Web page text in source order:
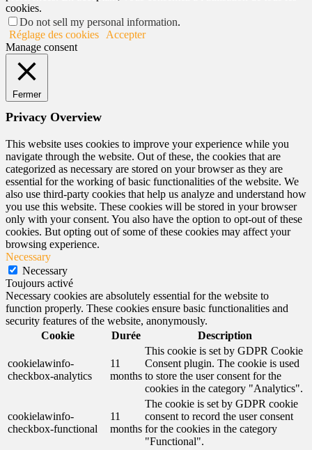
cookies.
Do not sell my personal information.
Réglage des cookies
Accepter
Manage consent
Fermer
Privacy Overview
This website uses cookies to improve your experience while you
navigate through the website. Out of these, the cookies that are
categorized as necessary are stored on your browser as they are
essential for the working of basic functionalities of the website. We
also use third-party cookies that help us analyze and understand how
you use this website. These cookies will be stored in your browser
only with your consent. You also have the option to opt-out of these
cookies. But opting out of some of these cookies may affect your
browsing experience.
Necessary
Necessary
Toujours activé
Necessary cookies are absolutely essential for the website to
function properly. These cookies ensure basic functionalities and
security features of the website, anonymously.
Cookie
Durée Description
cookielawinfo-
checkbox-analytics
11
months
This cookie is set by GDPR Cookie
Consent plugin. The cookie is used
to store the user consent for the
cookies in the category "Analytics".
cookielawinfo-
checkbox-functional
11
months
The cookie is set by GDPR cookie
consent to record the user consent
for the cookies in the category
"Functional".